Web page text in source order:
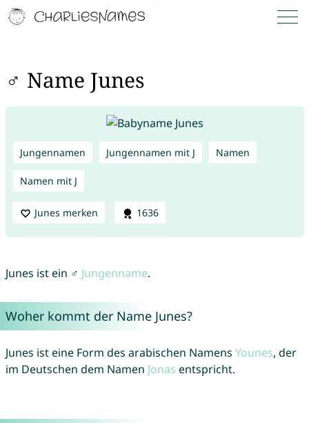
♂ Name Junes
Jungennamen Jungennamen mit J Namen
Namen mit J
Junes merken 1636
Junes ist ein ♂ Jungenname.
Woher kommt der Name Junes?
Junes ist eine Form des arabischen Namens Younes, der
im Deutschen dem Namen Jonas entspricht.